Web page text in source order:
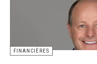
FINANCIÈRES